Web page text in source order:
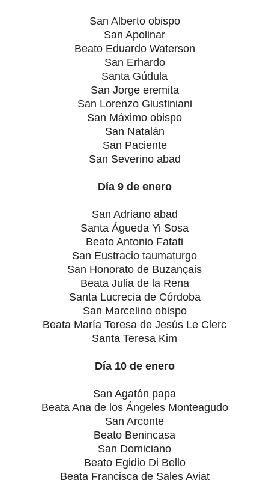
San Alberto obispo
San Apolinar
Beato Eduardo Waterson
San Erhardo
Santa Gúdula
San Jorge eremita
San Lorenzo Giustiniani
San Máximo obispo
San Natalán
San Paciente
San Severino abad
Día 9 de enero
San Adriano abad
Santa Águeda Yi Sosa
Beato Antonio Fatati
San Eustracio taumaturgo
San Honorato de Buzançais
Beata Julia de la Rena
Santa Lucrecia de Córdoba
San Marcelino obispo
Beata María Teresa de Jesús Le Clerc
Santa Teresa Kim
Día 10 de enero
San Agatón papa
Beata Ana de los Ángeles Monteagudo
San Arconte
Beato Benincasa
San Domiciano
Beato Egidio Di Bello
Beata Francisca de Sales Aviat